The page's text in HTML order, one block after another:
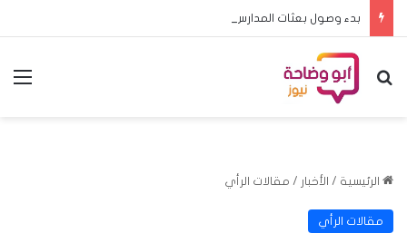
بحث عن
الرئيسية / الأخبار / مقالات الرأي
مقالات الرأي